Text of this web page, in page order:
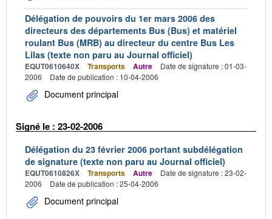
Délégation de pouvoirs du 1er mars 2006 des
directeurs des départements Bus (Bus) et matériel
roulant Bus (MRB) au directeur du centre Bus Les
Lilas (texte non paru au Journal officiel)
EQUT0610640X Transports Autre
Date de signature : 01-03-
2006
Date de publication : 10-04-2006
Document principal
Signé le : 23-02-2006
Délégation du 23 février 2006 portant subdélégation
de signature (texte non paru au Journal officiel)
EQUT0610826X Transports Autre
Date de signature : 23-02-
2006
Date de publication : 25-04-2006
Document principal